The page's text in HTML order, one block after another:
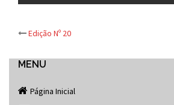
Post
navigation
Edição Nº 20
MENU
Página Inicial